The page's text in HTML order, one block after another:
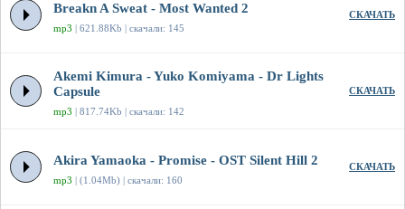
Breakn A Sweat - Most Wanted 2
mp3 | 621.88Kb | скачали: 145
СКАЧАТЬ
Akemi Kimura - Yuko Komiyama - Dr Lights
Capsule
mp3 | 817.74Kb | скачали: 142
СКАЧАТЬ
Akira Yamaoka - Promise - OST Silent Hill 2
mp3 | (1.04Mb) | скачали: 160
СКАЧАТЬ